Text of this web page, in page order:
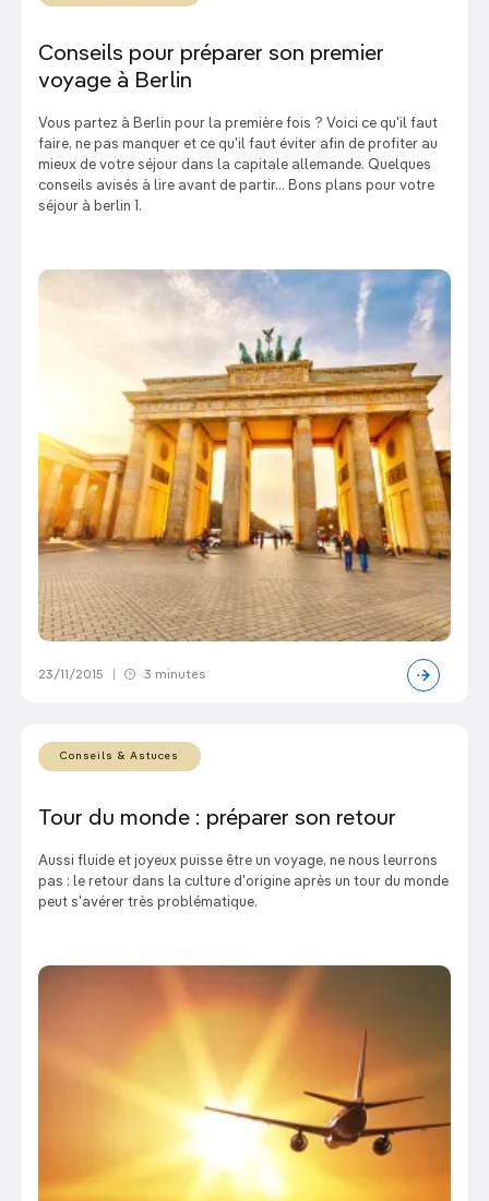
Conseils pour préparer son premier
voyage à Berlin
Vous partez à Berlin pour la première fois ? Voici ce qu'il faut
faire, ne pas manquer et ce qu'il faut éviter afin de profiter au
mieux de votre séjour dans la capitale allemande. Quelques
conseils avisés à lire avant de partir... Bons plans pour votre
séjour à berlin 1.
23/11/2015 3 minutes
Conseils & Astuces
Tour du monde : préparer son retour
Aussi fluide et joyeux puisse être un voyage, ne nous leurrons
pas : le retour dans la culture d'origine après un tour du monde
peut s'avérer très problématique.